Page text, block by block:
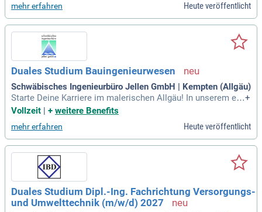
squalität schaffen.
mehr erfahren Heute veröffentlicht
Duales Studium Bauingenieurwesen
Schwäbisches Ingenieurbüro Jellen GmbH | Kempten (Allgäu)
Starte Deine Karriere im malerischen Allgäu! In unserem en
gagierten Team erwarten Dich vielfältige Entwicklungschan
auf dem Weg zu neuen Erfolgen!
+
Vollzeit | + weitere Benefits
mehr erfahren Heute veröffentlicht
Duales Studium Dipl.-Ing. Fachrichtung Versorgungs-
und Umwelttechnik (m/w/d) 2027